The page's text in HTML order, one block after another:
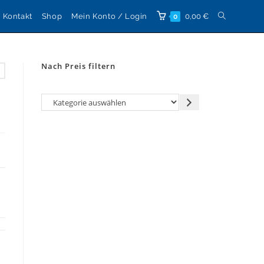
Kontakt Shop Mein Konto / Login 0 0,00 € Website-
Nach Preis filtern
Kategorie